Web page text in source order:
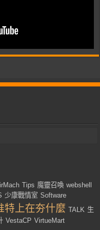
Tips 魔靈召喚 webshell
少康戰情室 Software
特上在夯什麼 TALK 生
VestaCP VirtueMart